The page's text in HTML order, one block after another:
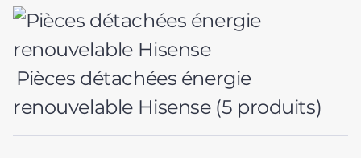
Pièces détachées énergie
renouvelable Hisense (5 produits)